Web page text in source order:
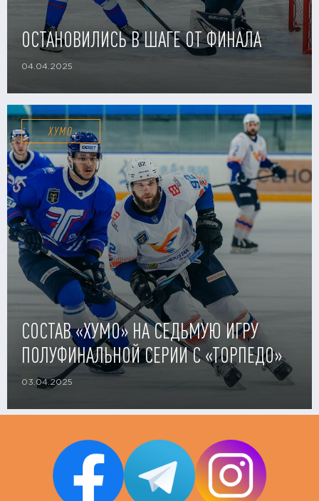
ОСТАНОВИЛИСЬ В ШАГЕ ОТ ФИНАЛА
04.04.2025
ХУМО
СОСТАВ «ХУМО» НА СЕДЬМУЮ ИГРУ
ПОЛУФИНАЛЬНОЙ СЕРИИ С «ТОРПЕДО»
03.04.2025